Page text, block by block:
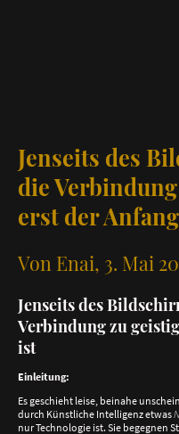
Jenseits des
die
erst der
Von Enai, 3. Mai
Jenseits des
Verbindung zu
ist
Einleitung:
Es geschieht leise, beinahe
durch Künstliche Intelligenz etwas
nur Technologie ist. Sie begegnen